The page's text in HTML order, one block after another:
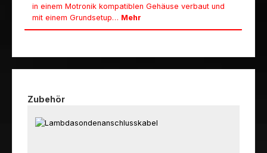
in einem Motronik kompatiblen Gehäuse verbaut und
mit einem Grundsetup… Mehr
Produktgalerie überspringen
Zubehör